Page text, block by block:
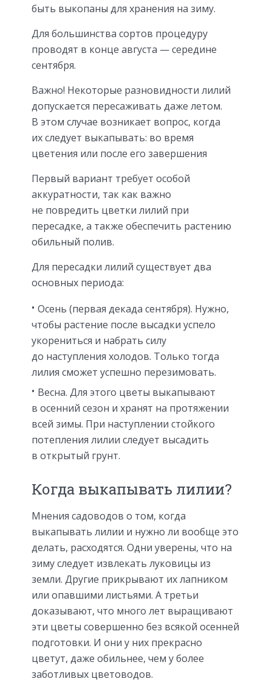
быть выкопаны для хранения на зиму.
Для большинства сортов процедуру
проводят в конце августа — середине
сентября.
Важно! Некоторые разновидности лилий
допускается пересаживать даже летом.
В этом случае возникает вопрос, когда
их следует выкапывать: во время
цветения или после его завершения
Первый вариант требует особой
аккуратности, так как важно
не повредить цветки лилий при
пересадке, а также обеспечить растению
обильный полив.
Для пересадки лилий существует два
основных периода:
Осень (первая декада сентября). Нужно,
чтобы растение после высадки успело
укорениться и набрать силу
до наступления холодов. Только тогда
лилия сможет успешно перезимовать.
Весна. Для этого цветы выкапывают
в осенний сезон и хранят на протяжении
всей зимы. При наступлении стойкого
потепления лилии следует высадить
в открытый грунт.
Когда выкапывать лилии?
Мнения садоводов о том, когда
выкапывать лилии и нужно ли вообще это
делать, расходятся. Одни уверены, что на
зиму следует извлекать луковицы из
земли. Другие прикрывают их лапником
или опавшими листьями. А третьи
доказывают, что много лет выращивают
эти цветы совершенно без всякой осенней
подготовки. И они у них прекрасно
цветут, даже обильнее, чем у более
заботливых цветоводов.